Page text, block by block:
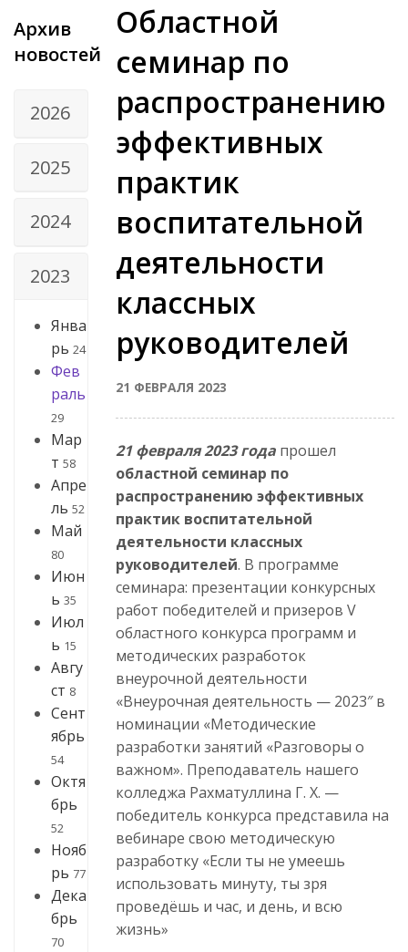
Архив
новостей
2026
2025
2024
2023
Янва
рь 24
Фев
раль
29
Мар
т 58
Апре
ль 52
Май
80
Июн
ь 35
Июл
ь 15
Авгу
ст 8
Сент
ябрь
54
Октя
брь
52
Нояб
рь 77
Дека
брь
70
Областной
семинар по
распространению
эффективных
практик
воспитательной
деятельности
классных
руководителей
21 ФЕВРАЛЯ 2023
21 февраля 2023 года прошел
областной семинар по
распространению эффективных
практик воспитательной
деятельности классных
руководителей. В программе
семинара: презентации конкурсных
работ победителей и призеров V
областного конкурса программ и
методических разработок
внеурочной деятельности
«Внеурочная деятельность — 2023″ в
номинации «Методические
разработки занятий «Разговоры о
важном». Преподаватель нашего
колледжа Рахматуллина Г. Х. —
победитель конкурса представила на
вебинаре свою методическую
разработку «Если ты не умеешь
использовать минуту, ты зря
проведёшь и час, и день, и всю
жизнь»